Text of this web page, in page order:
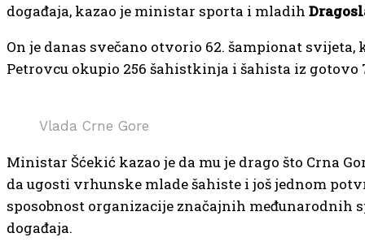
događaja, kazao je ministar sporta i mladih
On je danas svečano otvorio 62. šampionat svijeta,
Petrovcu okupio 256 šahistkinja i šahista iz gotovo
Vlada Crne Gore
Ministar Šćekić kazao je da mu je drago što Crna
da ugosti vrhunske mlade šahiste i još jednom
sposobnost organizacije značajnih međunarodnih
događaja.